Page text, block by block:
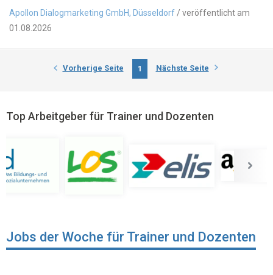
Apollon Dialogmarketing GmbH, Düsseldorf / veröffentlicht am
01.08.2026
Vorherige Seite 1 Nächste Seite
Top Arbeitgeber für Trainer und Dozenten
Jobs der Woche für Trainer und Dozenten